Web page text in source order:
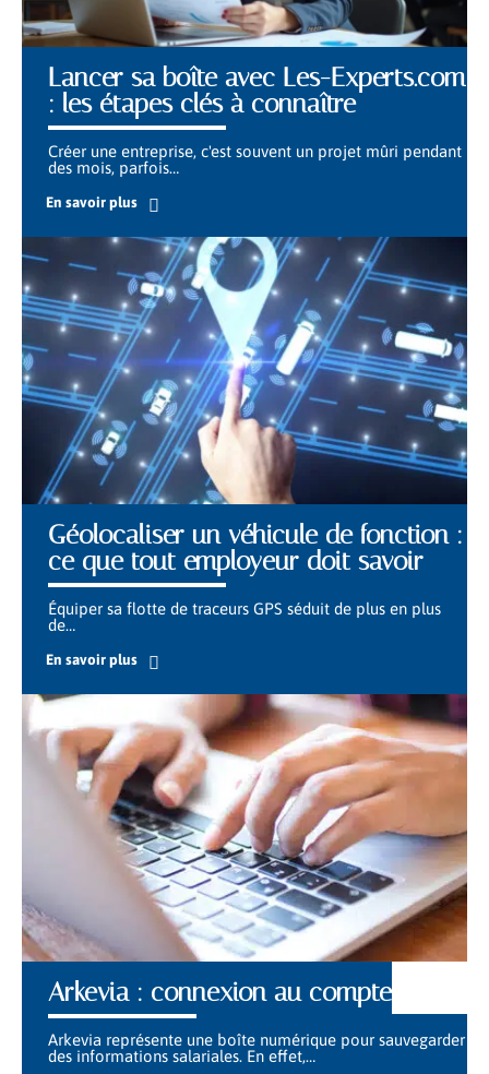
Lancer sa boîte avec Les-Experts.com
: les étapes clés à connaître
Créer une entreprise, c'est souvent un projet mûri pendant
des mois, parfois…
En savoir plus
Géolocaliser un véhicule de fonction :
ce que tout employeur doit savoir
Équiper sa flotte de traceurs GPS séduit de plus en plus
de…
En savoir plus
Arkevia : connexion au compte
Arkevia représente une boîte numérique pour sauvegarder
des informations salariales. En effet,…